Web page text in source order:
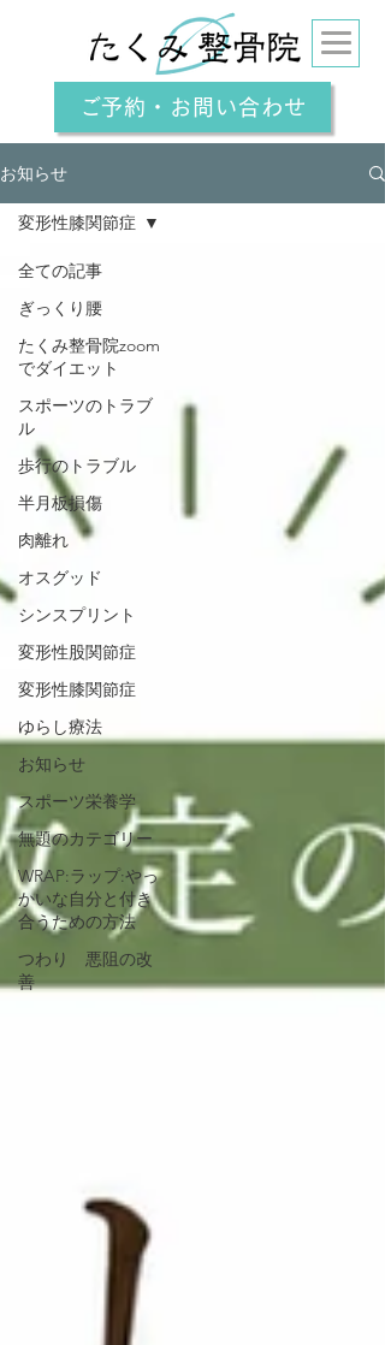
ご予約・お問い合わせ
お知らせ
全ての記事
ぎっくり腰
たくみ整骨院zoom
でダイエット
スポーツのトラブ
ル
歩行のトラブル
半月板損傷
肉離れ
オスグッド
シンスプリント
変形性股関節症
変形性膝関節症
ゆらし療法
お知らせ
スポーツ栄養学
無題のカテゴリー
WRAP:ラップ:やっ
かいな自分と付き
合うための方法
つわり 悪阻の改
善
変形性膝関節症